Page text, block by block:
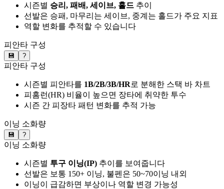
시즌별 승리, 패배, 세이브, 홀드 추이
선발은 승패, 마무리는 세이브, 중계는 홀드가 주요 지표
역할 변화를 추적할 수 있습니다
피안타 구성
💾 ?
피안타 구성
시즌별 피안타를 1B/2B/3B/HR로 분해한 스택 바 차트
피홈런(HR) 비율이 높으면 장타에 취약한 투수
시즌 간 피장타 패턴 변화를 추적 가능
이닝 소화량
💾 ?
이닝 소화량
시즌별 투구 이닝(IP) 추이를 보여줍니다
선발은 보통 150+ 이닝, 불펜은 50~70이닝 내외
이닝이 급감하면 부상이나 역할 변경 가능성